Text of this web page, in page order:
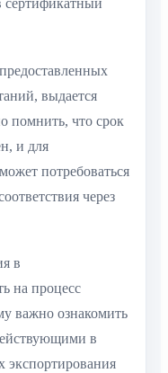
сертификатный
выдается
помнить, что срок
и для
потребоваться
через
в
на процесс
важно ознакомить
в
экспортирования